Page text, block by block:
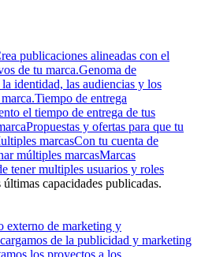
publicaciones alineadas con el
de tu marca.Genoma de
identidad, las audiencias y los
Tiempo de entrega
el tiempo de entrega de tus
Propuestas y ofertas para que tu
marcasCon tu cuenta de
múltiples marcasMarcas
tener multiples usuarios y roles
capacidades publicadas.
externo de marketing y
de la publicidad y marketing
los proyectos a los